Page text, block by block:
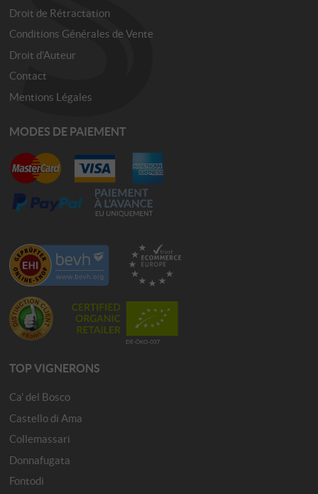
Droit de Rétractation
Conditions Générales de Vente
Droit d’Auteur
Contact
Mentions Légales
MODES DE PAIEMENT
TOP VIGNERONS
Ca' del Bosco
Castello di Ama
Collemassari
Donnafugata
Fontodi